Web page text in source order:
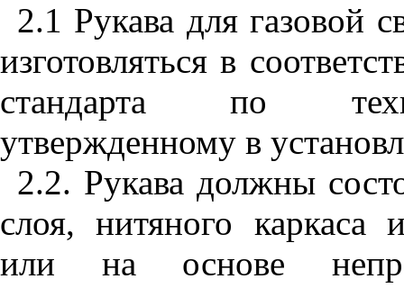
2.1 Рукава для газовой
изготовляться в
стандарта по
утвержденному в
2.2. Рукава должны
слоя, нитяного каркаса
или на основе